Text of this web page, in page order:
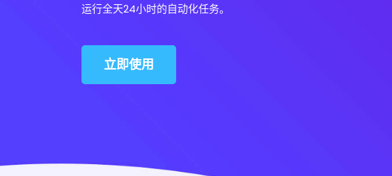
运行全天24小时的自动化任务。
立即使用